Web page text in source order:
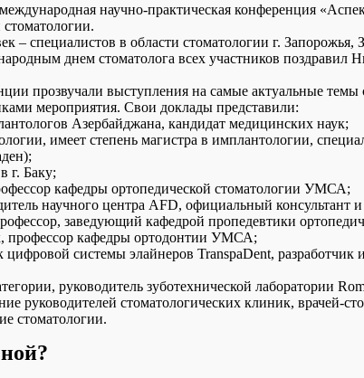
научно-практическая конференция
– специалистов в области стоматологии г.
днем стоматолога всех участников
прозвучали выступления на самые актуальные
мероприятия. Свои доклады представили:
Азербайджана, кандидат медицинских наук;
имеет степень магистра в имплантологии,
г. Баку;
кафедры ортопедической стоматологии УМСА;
научного центра AFD, официальный консультант
заведующий кафедрой пропедевтики
профессор кафедры ортодонтии УМСА;
системы элайнеров TranspaDent, разработчик
руководитель зуботехнической лаборатории
руководителей стоматологических клиник, врачей-
стоматологии.